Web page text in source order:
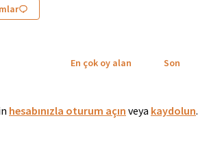
En çok oy alan Son
hesabınızla oturum açın veya kaydolun.